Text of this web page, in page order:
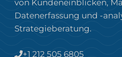
von Kundeneinblicken,
Datenerfassung und -
Strategieberatung.
+1 212 505 6805